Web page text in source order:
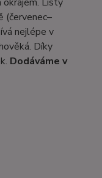
(červenec–
nejlépe v
Díky
Dodáváme v